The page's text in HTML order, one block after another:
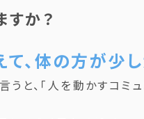
か？
体の方が少し
、「人を動かすコミ